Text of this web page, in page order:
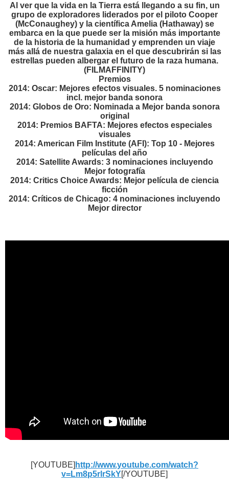
Al ver que la vida en la Tierra está llegando a su fin, un
grupo de exploradores liderados por el piloto Cooper
(McConaughey) y la científica Amelia (Hathaway) se
embarca en la que puede ser la misión más importante
de la historia de la humanidad y emprenden un viaje
más allá de nuestra galaxia en el que descubrirán si las
estrellas pueden albergar el futuro de la raza humana.
(FILMAFFINITY)
Premios
2014: Oscar: Mejores efectos visuales. 5 nominaciones
incl. mejor banda sonora
2014: Globos de Oro: Nominada a Mejor banda sonora
original
2014: Premios BAFTA: Mejores efectos especiales
visuales
2014: American Film Institute (AFI): Top 10 - Mejores
películas del año
2014: Satellite Awards: 3 nominaciones incluyendo
Mejor fotografía
2014: Critics Choice Awards: Mejor película de ciencia
ficción
2014: Críticos de Chicago: 4 nominaciones incluyendo
Mejor director
[YOUTUBE] http://www.youtube.com/watch?
v=Lm8p5rlrSkY[/YOUTUBE]